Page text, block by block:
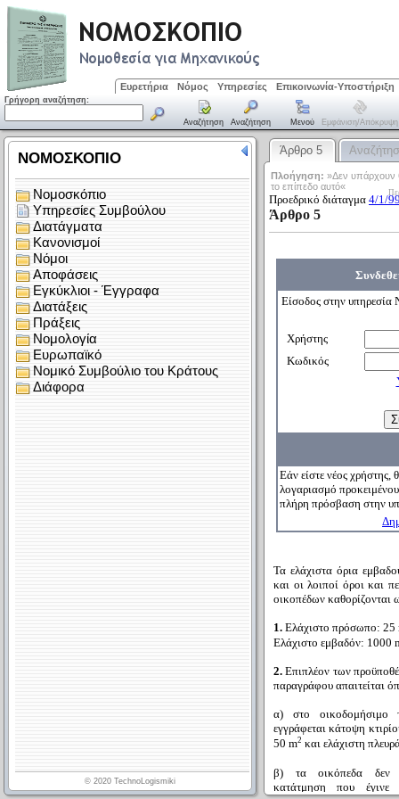
Ευρετήρια Νόμος Υπηρεσίες Επικοινωνία-Υποστήριξη
Γρήγορη αναζήτηση:
Αναζήτηση Αναζήτηση Μενού Εμφάνιση/απόκρυψη
Άρθρο 5